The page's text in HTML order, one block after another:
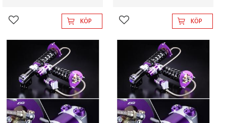
Lägg till i favoriterKÖP Lägg till i favoriterKÖP